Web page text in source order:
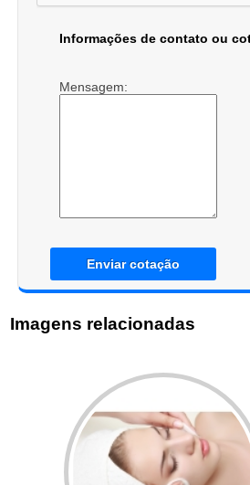
Informações de contato ou
Mensagem:
Enviar cotação
Imagens relacionadas